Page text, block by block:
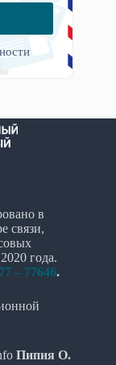
в
связи,
года.
– 77646.
Пипия О.